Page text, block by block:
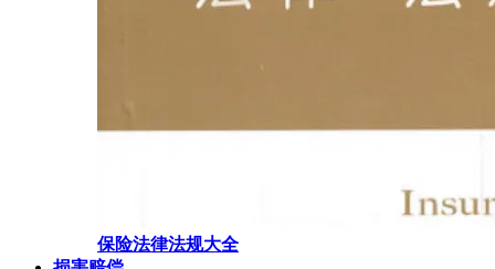
保险法律法规大全